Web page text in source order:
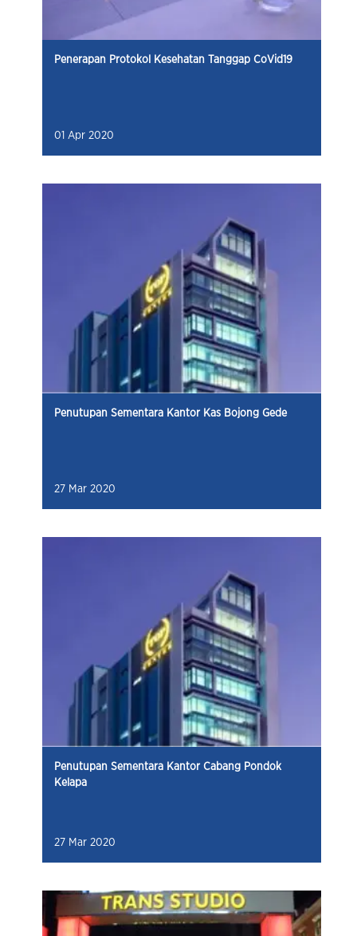
Penerapan Protokol Kesehatan Tanggap CoVid19
01 Apr 2020
Penutupan Sementara Kantor Kas Bojong Gede
27 Mar 2020
Penutupan Sementara Kantor Cabang Pondok
Kelapa
27 Mar 2020